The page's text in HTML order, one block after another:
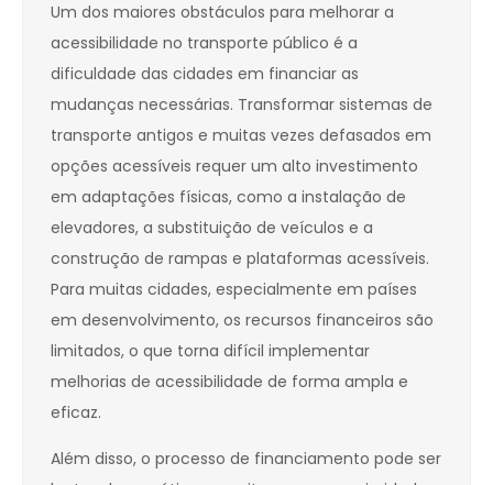
Um dos maiores obstáculos para melhorar a
acessibilidade no transporte público é a
dificuldade das cidades em financiar as
mudanças necessárias. Transformar sistemas de
transporte antigos e muitas vezes defasados em
opções acessíveis requer um alto investimento
em adaptações físicas, como a instalação de
elevadores, a substituição de veículos e a
construção de rampas e plataformas acessíveis.
Para muitas cidades, especialmente em países
em desenvolvimento, os recursos financeiros são
limitados, o que torna difícil implementar
melhorias de acessibilidade de forma ampla e
eficaz.
Além disso, o processo de financiamento pode ser